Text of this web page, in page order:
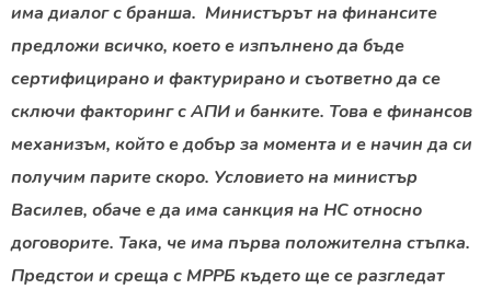
има диалог с бранша. Министърът на финансите
предложи всичко, което е изпълнено да бъде
сертифицирано и фактурирано и съответно да се
сключи факторинг с АПИ и банките. Това е финансов
механизъм, който е добър за момента и е начин да си
получим парите скоро. Условието на министър
Василев, обаче е да има санкция на НС относно
договорите. Така, че има първа положителна стъпка.
Предстои и среща с МРРБ където ще се разгледат